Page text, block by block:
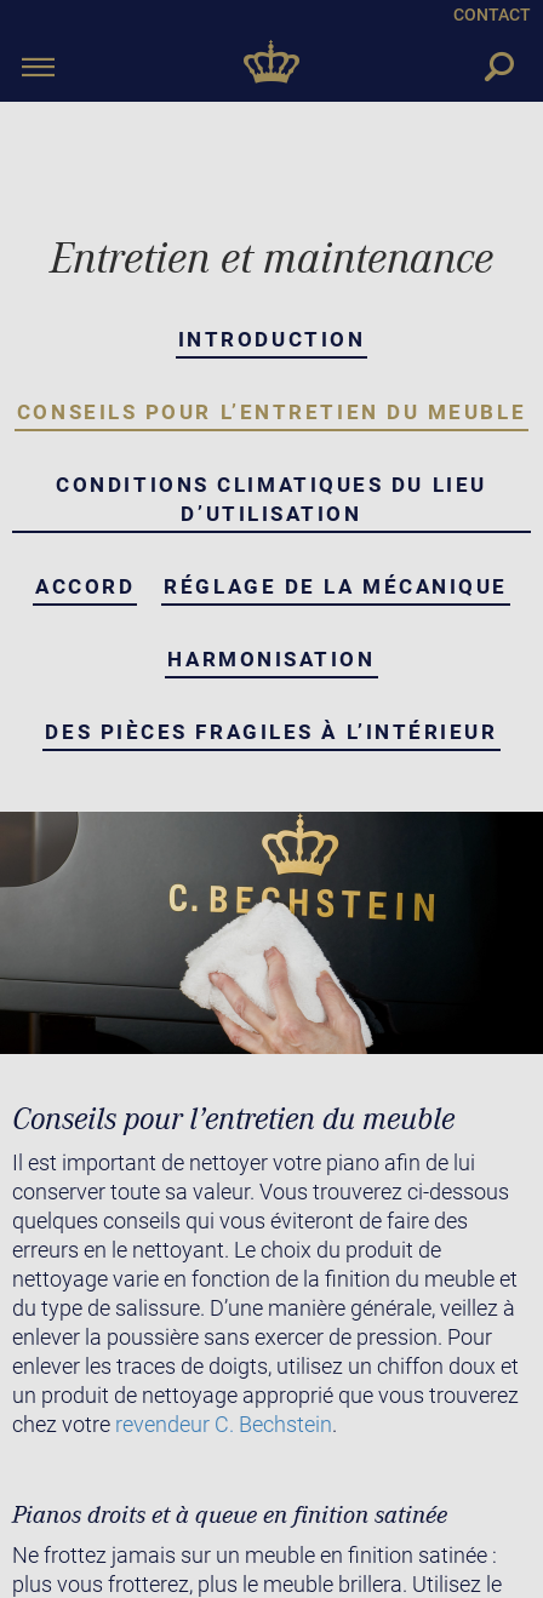
CONTACT
Toggle
Entretien et maintenance
INTRODUCTION
CONSEILS POUR L’ENTRETIEN DU MEUBLE
CONDITIONS CLIMATIQUES DU LIEU
D’UTILISATION
ACCORD RÉGLAGE DE LA MÉCANIQUE
HARMONISATION
DES PIÈCES FRAGILES À L’INTÉRIEUR
Conseils pour l’entretien du meuble
Il est important de nettoyer votre piano afin de lui
conserver toute sa valeur. Vous trouverez ci-dessous
quelques conseils qui vous éviteront de faire des
erreurs en le nettoyant. Le choix du produit de
nettoyage varie en fonction de la finition du meuble et
du type de salissure. D’une manière générale, veillez à
enlever la poussière sans exercer de pression. Pour
enlever les traces de doigts, utilisez un chiffon doux et
un produit de nettoyage approprié que vous trouverez
chez votre revendeur C. Bechstein.
Pianos droits et à queue en finition satinée
Ne frottez jamais sur un meuble en finition satinée :
plus vous frotterez, plus le meuble brillera. Utilisez le